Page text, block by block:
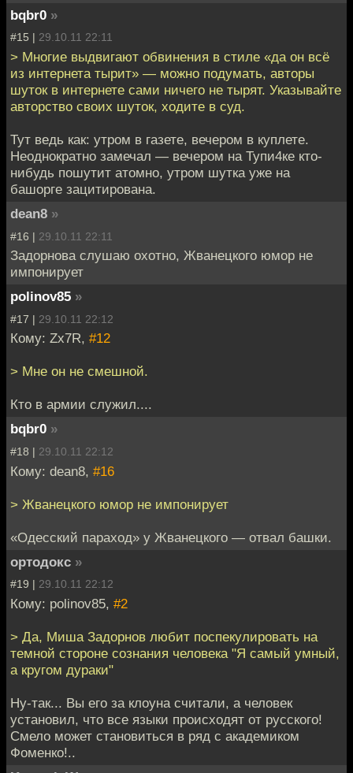
bqbr0 »
#15 | 29.10.11 22:11
> Многие выдвигают обвинения в стиле «да он всё
из интернета тырит» — можно подумать, авторы
шуток в интернете сами ничего не тырят. Указывайте
авторство своих шуток, ходите в суд.
Тут ведь как: утром в газете, вечером в куплете.
Неоднократно замечал — вечером на Тупи4ке кто-
нибудь пошутит атомно, утром шутка уже на
башорге зацитирована.
dean8 »
#16 | 29.10.11 22:11
Задорнова слушаю охотно, Жванецкого юмор не
импонирует
polinov85 »
#17 | 29.10.11 22:12
Кому: Zx7R, #12
> Мне он не смешной.
Кто в армии служил....
bqbr0 »
#18 | 29.10.11 22:12
Кому: dean8, #16
> Жванецкого юмор не импонирует
«Одесский параход» у Жванецкого — отвал башки.
ортодокс »
#19 | 29.10.11 22:12
Кому: polinov85, #2
> Да, Миша Задорнов любит поспекулировать на
темной стороне сознания человека "Я самый умный,
а кругом дураки"
Ну-так... Вы его за клоуна считали, а человек
установил, что все языки происходят от русского!
Смело может становиться в ряд с академиком
Фоменко!..